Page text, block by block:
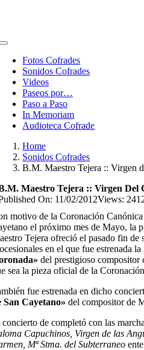
Toggle
NavigationFotos Cofrades
Sonidos Cofrades
Videos
Paseos por…
Paso a Paso
In Memoriam
Audioteca Cofrade
Home
Sonidos Cofrades
B.M. Maestro Tejera :: Virgen
Maestro Tejera :: Virgen Del
On: 11/02/2012Views:
motivo de la Coronación
el próximo mes de Mayo, la
Tejera ofreció el pasado fin de
en el que fue estrenada la
del prestigioso compositor
sea la pieza oficial de la Coronación
fue estrenada en dicho
San Cayetano» del compositor de
de completó con las
Capuchinos, Virgen de las
Mª Stma. del Subterraneoente